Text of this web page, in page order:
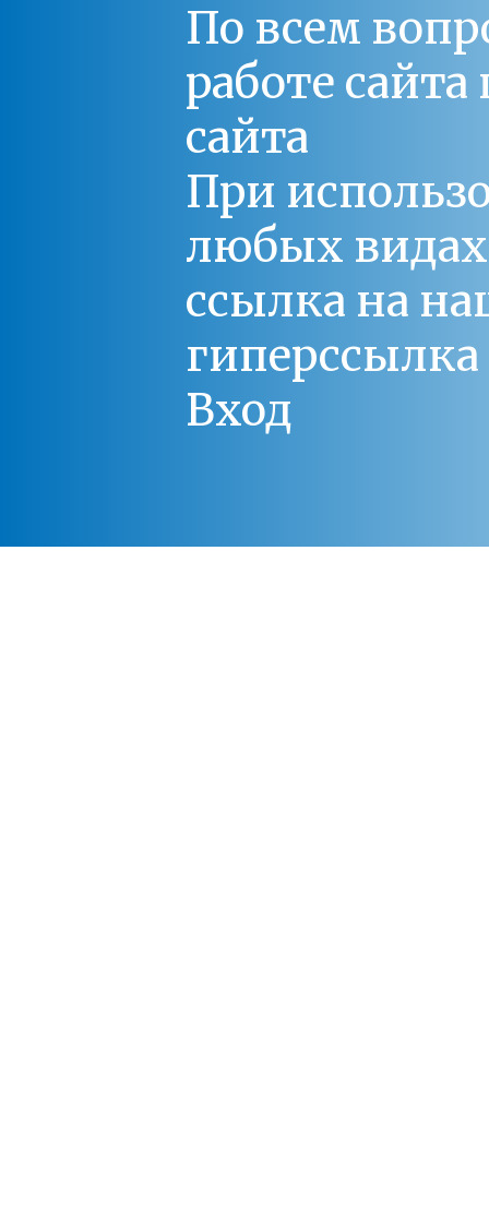
По всем
работе
сайта
При
любых
ссылка на
Вход